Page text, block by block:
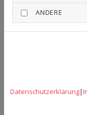
U10 – FC
Niklas Schmidt,
Weh/Louisa
SC Vöhringen – U9
Melina Bobinger,
ANDERE
Datenschutzerklärung|